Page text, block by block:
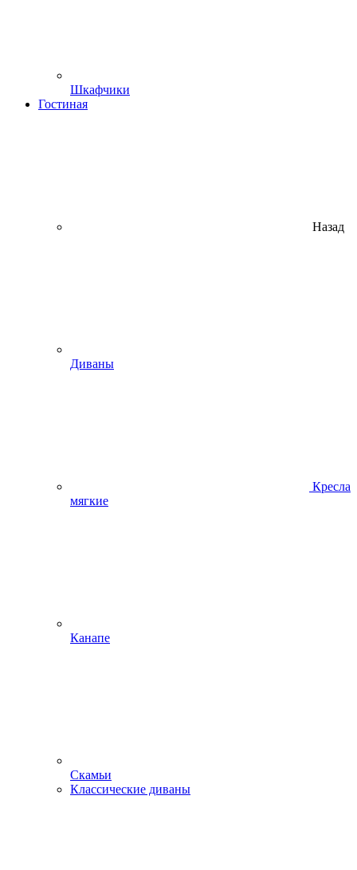
Шкафчики
Гостиная
Назад
Диваны
Кресла
мягкие
Канапе
Скамьи
Классические диваны